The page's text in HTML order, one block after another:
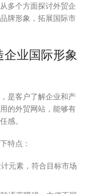
多个方面探讨外贸企
牌形象，拓展国际市
企业国际形象
是客户了解企业和产
的外贸网站，能够有
感。
特点：
元素，符合目标市场